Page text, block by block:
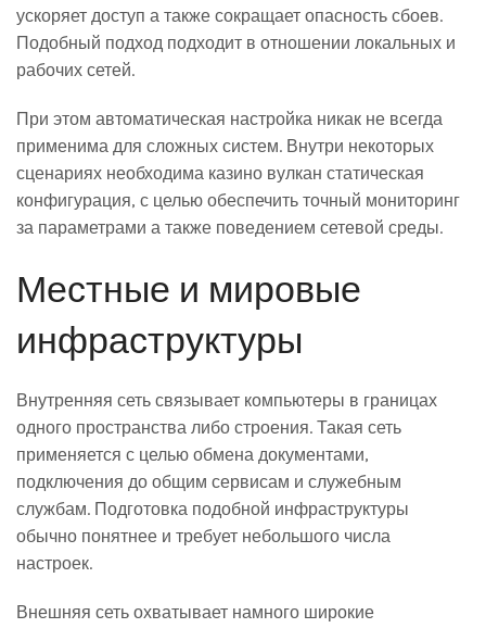
ускоряет доступ а также сокращает опасность сбоев.
Подобный подход подходит в отношении локальных и
рабочих сетей.
При этом автоматическая настройка никак не всегда
применима для сложных систем. Внутри некоторых
сценариях необходима казино вулкан статическая
конфигурация, с целью обеспечить точный мониторинг
за параметрами а также поведением сетевой среды.
Местные и мировые
инфраструктуры
Внутренняя сеть связывает компьютеры в границах
одного пространства либо строения. Такая сеть
применяется с целью обмена документами,
подключения до общим сервисам и служебным
службам. Подготовка подобной инфраструктуры
обычно понятнее и требует небольшого числа
настроек.
Внешняя сеть охватывает намного широкие